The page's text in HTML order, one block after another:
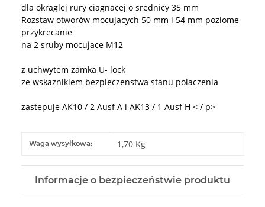
dla okraglej rury ciagnacej o srednicy 35 mm
Rozstaw otworów mocujacych 50 mm i 54 mm poziome
przykrecanie
na 2 sruby mocujace M12
z uchwytem zamka U- lock
ze wskaznikiem bezpieczenstwa stanu polaczenia
zastepuje AK10 / 2 Ausf A i AK13 / 1 Ausf H < / p>
#productDetails.itemInformation#
#productDetails.itemValue#
Waga wysyłkowa: 1,70 Kg
Informacje o bezpieczeństwie produktu